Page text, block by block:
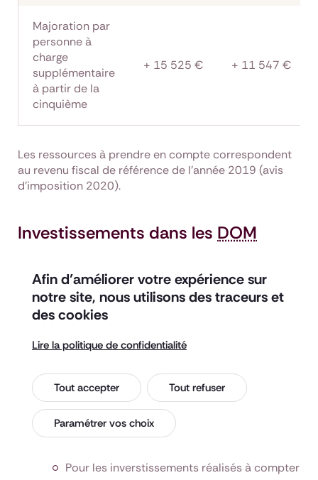
Afin d’améliorer votre expérience sur
notre site, nous utilisons des traceurs et
des cookies
Lire la politique de confidentialité
Tout accepter Tout refuser
Paramétrer vos choix
Majoration par
personne à
charge
supplémentaire
à partir de la
cinquième
+ 15 525 € + 11 547 €
Les ressources à prendre en compte correspondent
au revenu fiscal de référence de l'année 2019 (avis
d'imposition 2020).
Investissements dans les DOM
24 % pour les investissements réalisés en
2012.
Pour les investissements réalisés du 1
janvier 2009 au 26 mai 2009
Pour les baux conclus ou renouvelés en
2021, le plafond de loyer mensuel par
mètre carré, charges non comprises,
Pour les inverstissements réalisés à compter